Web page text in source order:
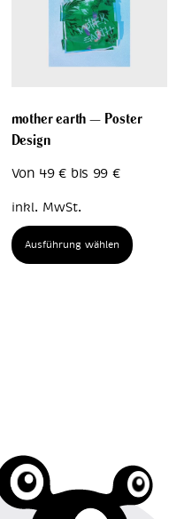
mother earth – Poster
Design
Von 49€ bis 99 €
inkl. MwSt.
Ausführung wählen